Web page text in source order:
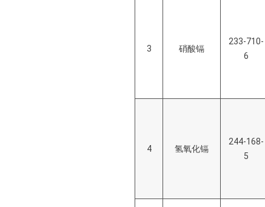
3 硝酸镉
233-710-
6
4 氢氧化镉
244-168-
5